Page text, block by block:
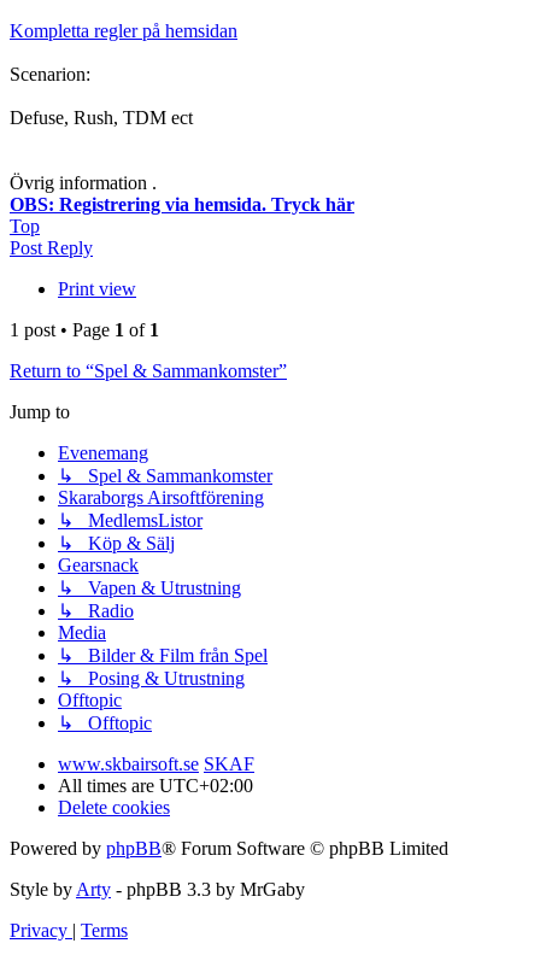
Kompletta regler på hemsidan
Scenarion:
Defuse, Rush, TDM ect
Övrig information .
OBS: Registrering via hemsida. Tryck här
Top
Post Reply
Print view
1 post • Page 1 of 1
Return to “Spel & Sammankomster”
Jump to
Evenemang
↳ Spel & Sammankomster
Skaraborgs Airsoftförening
↳ MedlemsListor
↳ Köp & Sälj
Gearsnack
↳ Vapen & Utrustning
↳ Radio
Media
↳ Bilder & Film från Spel
↳ Posing & Utrustning
Offtopic
↳ Offtopic
www.skbairsoft.se SKAF
All times are UTC+02:00
Delete cookies
Powered by phpBB® Forum Software © phpBB Limited
Style byArty - phpBB 3.3 by MrGaby
Privacy | Terms